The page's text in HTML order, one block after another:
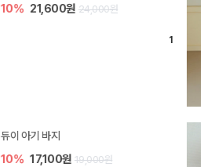
20% 35,200원 44,000원
브렌 아기 블라우스 세트
10% 36,900원 41,000원